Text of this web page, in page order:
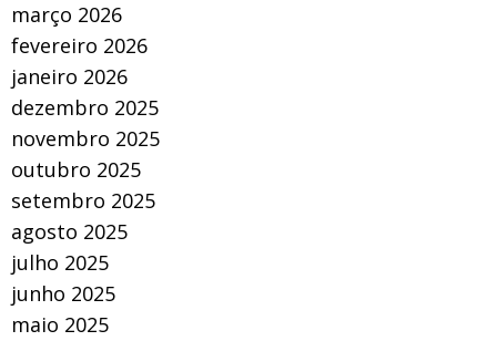
março 2026
fevereiro 2026
janeiro 2026
dezembro 2025
novembro 2025
outubro 2025
setembro 2025
agosto 2025
julho 2025
junho 2025
maio 2025